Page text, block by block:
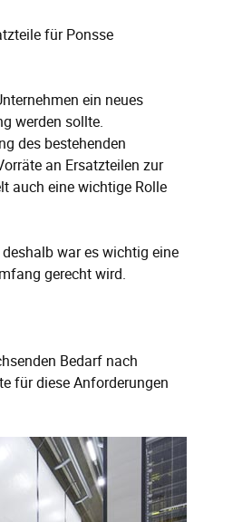
für Ponsse
ein neues
werden sollte.
des bestehenden
an Ersatzteilen zur
auch eine wichtige Rolle
war es wichtig eine
gerecht wird.
Bedarf nach
für diese Anforderungen